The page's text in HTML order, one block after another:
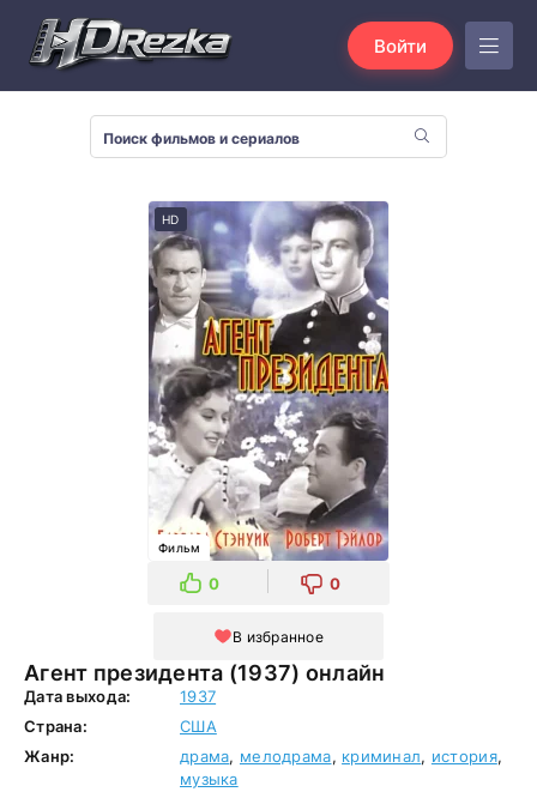
Войти
Агент президента (1937) онлайн
HD
Фильм
0 0
В избранное
Дата выхода:
1937
Страна:
США
Жанр:
драма, мелодрама, криминал, история,
музыка